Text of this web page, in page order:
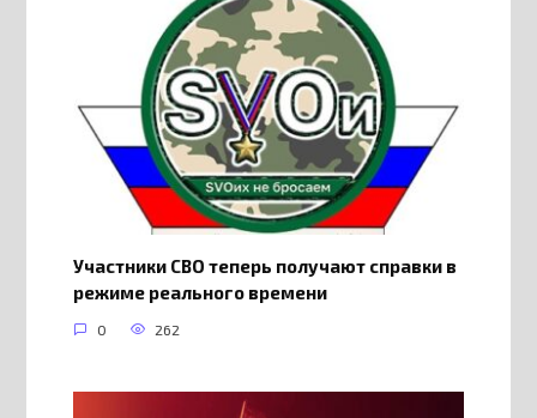
Участники СВО теперь получают справки в
режиме реального времени
0 262